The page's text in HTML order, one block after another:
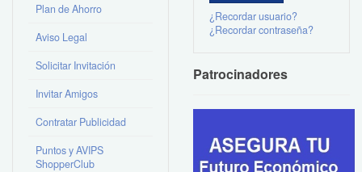
Plan de Ahorro
Aviso Legal
Solicitar Invitación
Invitar Amigos
Contratar Publicidad
Puntos y AVIPS
ShopperClub
¿Recordar usuario?
¿Recordar contraseña?
Patrocinadores